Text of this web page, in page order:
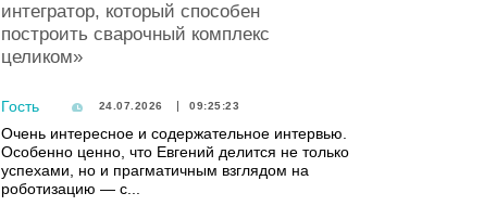
интегратор, который способен
построить сварочный комплекс
целиком»
Гость 24.07.2026 09:25:23
Очень интересное и содержательное интервью.
Особенно ценно, что Евгений делится не только
успехами, но и прагматичным взглядом на
роботизацию — с...